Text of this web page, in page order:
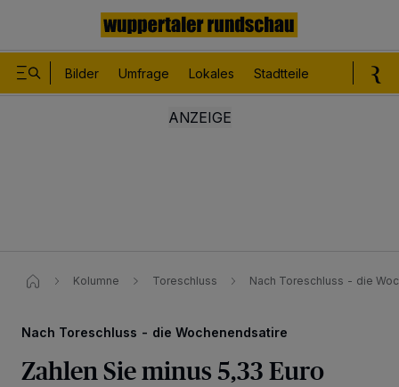
Bilder Umfrage Lokales Stadtteile
Kolumne Toreschluss Nach Toreschluss - die
Nach Toreschluss - die Wochenendsatire
Zahlen Sie minus 5,33 Euro